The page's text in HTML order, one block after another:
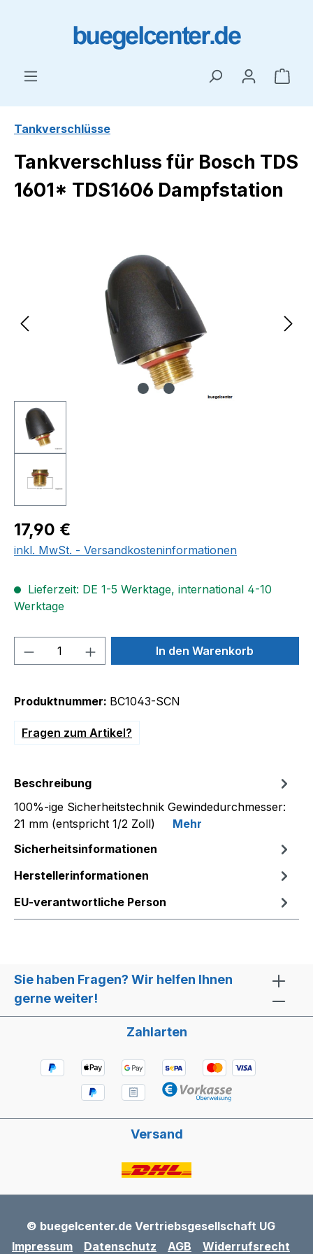
Tankverschlüsse
Tankverschluss für Bosch TDS
1601* TDS1606 Dampfstation
Bildergalerie überspringen
Regulärer Preis:
17,90 €
inkl. MwSt. - Versandkosteninformationen
Lieferzeit: DE 1-5 Werktage, international 4-10
Werktage
Produkt Anzahl: Gib denIn den Warenkorb
Produktnummer: BC1043-SCN
Fragen zum Artikel?
Beschreibung
100%-ige Sicherheitstechnik Gewindedurchmesser:
21 mm (entspricht 1/2 Zoll) Mehr
Sicherheitsinformationen
Herstellerinformationen
EU-verantwortliche Person
Sie haben Fragen? Wir helfen Ihnen
gerne weiter!
Zahlarten
Versand
© buegelcenter.de Vertriebsgesellschaft UG
Impressum
Datenschutz AGB Widerrufsrecht